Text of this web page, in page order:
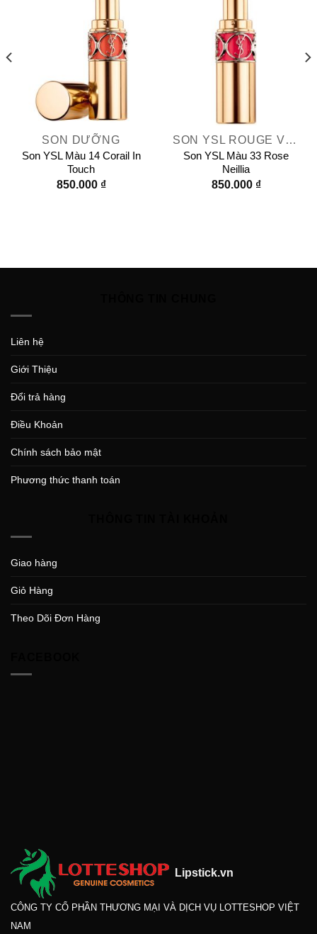
SON DƯỠNG
Son YSL Màu 14 Corail In
Touch
850.000 ₫
SON YSL ROUGE VOLUPTÉ SHINE
Son YSL Màu 33 Rose
Neillia
850.000 ₫
Liên hệ
Giới Thiệu
Đổi trả hàng
Điều Khoản
Chính sách bảo mật
Phương thức thanh toán
Giao hàng
Giỏ Hàng
Theo Dõi Đơn Hàng
Lipstick.vn
CÔNG TY CỔ PHẦN THƯƠNG MẠI VÀ DỊCH VỤ LOTTESHOP VIỆT
NAM